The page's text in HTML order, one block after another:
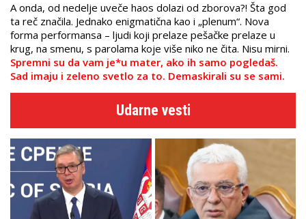
A onda, od nedelje uveče haos dolazi od zborova?! Šta god
ta reč značila. Jednako enigmatična kao i „plenum“. Nova
forma performansa – ljudi koji prelaze pešačke prelaze u
krug, na smenu, s parolama koje više niko ne čita. Nisu mirni.
Spremni su da vam je*u mater, ako ih samo pogledaš.
Sad imaju i zeleno svetlo za to. Demaskirali su se sami.
Udarne vesti